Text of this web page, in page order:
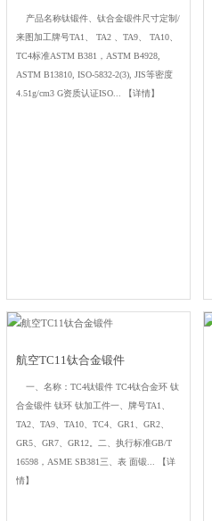
产品名称钛锻件、钛合金锻件尺寸定制/
来图加工牌号TA1、 TA2 、TA9、 TA10、
TC4标准ASTM B381，ASTM B4928,
ASTM B13810, ISO-5832-2(3), JIS等密度
4.51g/cm3 G资质认证ISO...
【详情】
航空TC11钛合金锻件
一、名称：TC4钛锻件 TC4钛合金环 钛
合金锻件 钛环 钛加工件一、牌号TA1、
TA2、TA9、TA10、TC4、GR1、GR2、
GR5、GR7、GR12。二、执行标准GB/T
16598，ASME SB381三、表 面锻...
【详
情】